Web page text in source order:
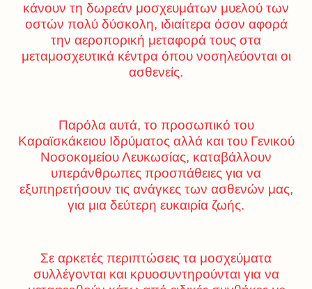
κάνουν τη δωρεάν μοσχευμάτων μυελού των
οστών πολύ δύσκολη, ιδιαίτερα όσον αφορά
την αεροπορική μεταφορά τους στα
μεταμοσχευτικά κέντρα όπου νοσηλεύονται οι
ασθενείς.
Παρόλα αυτά, το προσωπικό του
Καραϊσκάκειου Ιδρύματος αλλά και του Γενικού
Νοσοκομείου Λευκωσίας, καταβάλλουν
υπεράνθρωπες προσπάθειες για να
εξυπηρετήσουν τις ανάγκες των ασθενών μας,
για μια δεύτερη ευκαιρία ζωής.
Σε αρκετές περιπτώσεις τα μοσχεύματα
συλλέγονται και κρυοσυντηρούνται για να